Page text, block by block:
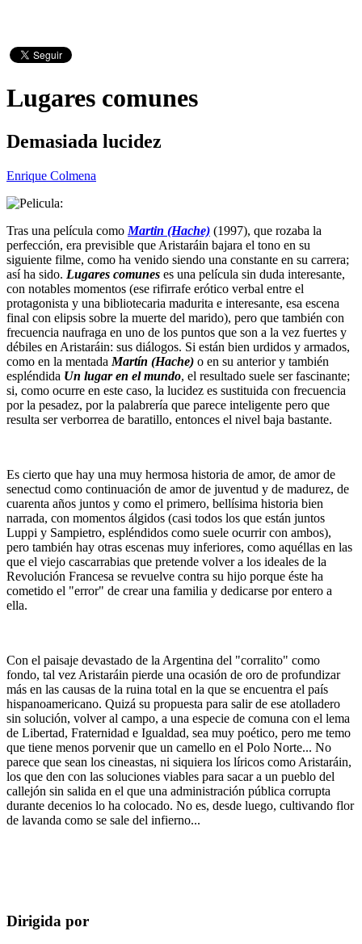
Lugares comunes
Demasiada lucidez
Enrique Colmena
Tras una película como Martin (Hache) (1997), que rozaba la
perfección, era previsible que Aristaráin bajara el tono en su
siguiente filme, como ha venido siendo una constante en su carrera;
así ha sido. Lugares comunes es una película sin duda interesante,
con notables momentos (ese rifirrafe erótico verbal entre el
protagonista y una bibliotecaria madurita e interesante, esa escena
final con elipsis sobre la muerte del marido), pero que también con
frecuencia naufraga en uno de los puntos que son a la vez fuertes y
débiles en Aristaráin: sus diálogos. Si están bien urdidos y armados,
como en la mentada Martín (Hache) o en su anterior y también
espléndida Un lugar en el mundo, el resultado suele ser fascinante;
si, como ocurre en este caso, la lucidez es sustituida con frecuencia
por la pesadez, por la palabrería que parece inteligente pero que
resulta ser verborrea de baratillo, entonces el nivel baja bastante.
Es cierto que hay una muy hermosa historia de amor, de amor de
senectud como continuación de amor de juventud y de madurez, de
cuarenta años juntos y como el primero, bellísima historia bien
narrada, con momentos álgidos (casi todos los que están juntos
Luppi y Sampietro, espléndidos como suele ocurrir con ambos),
pero también hay otras escenas muy inferiores, como aquéllas en las
que el viejo cascarrabias que pretende volver a los ideales de la
Revolución Francesa se revuelve contra su hijo porque éste ha
cometido el "error" de crear una familia y dedicarse por entero a
ella.
Con el paisaje devastado de la Argentina del "corralito" como
fondo, tal vez Aristaráin pierde una ocasión de oro de profundizar
más en las causas de la ruina total en la que se encuentra el país
hispanoamericano. Quizá su propuesta para salir de ese atolladero
sin solución, volver al campo, a una especie de comuna con el lema
de Libertad, Fraternidad e Igualdad, sea muy poético, pero me temo
que tiene menos porvenir que un camello en el Polo Norte... No
parece que sean los cineastas, ni siquiera los líricos como Aristaráin,
los que den con las soluciones viables para sacar a un pueblo del
callejón sin salida en el que una administración pública corrupta
durante decenios lo ha colocado. No es, desde luego, cultivando flor
de lavanda como se sale del infierno...
Dirigida por